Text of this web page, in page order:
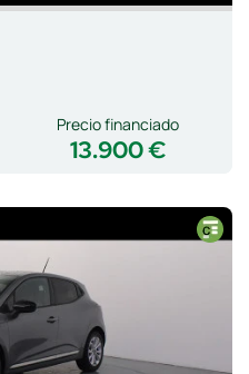
13.900 €
Precio financiado